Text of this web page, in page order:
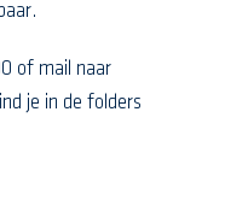
of mail naar
je in de folders